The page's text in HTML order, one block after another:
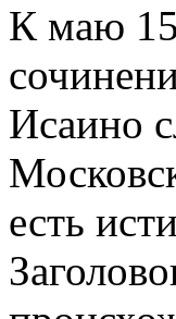
К маю
Исаино
есть